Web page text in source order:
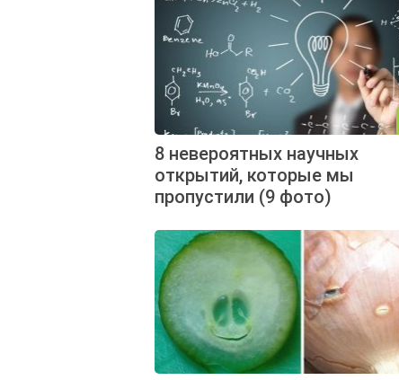
8 невероятных научных
открытий, которые мы
пропустили (9 фото)